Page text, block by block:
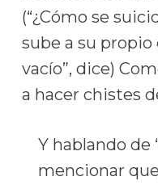
(“¿Cómo se
sube a su propio
vacío”, dice)
a hacer chistes
Y hablando de
mencionar